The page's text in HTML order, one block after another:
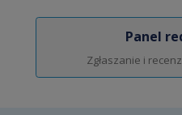
Panel
Zgłaszanie i